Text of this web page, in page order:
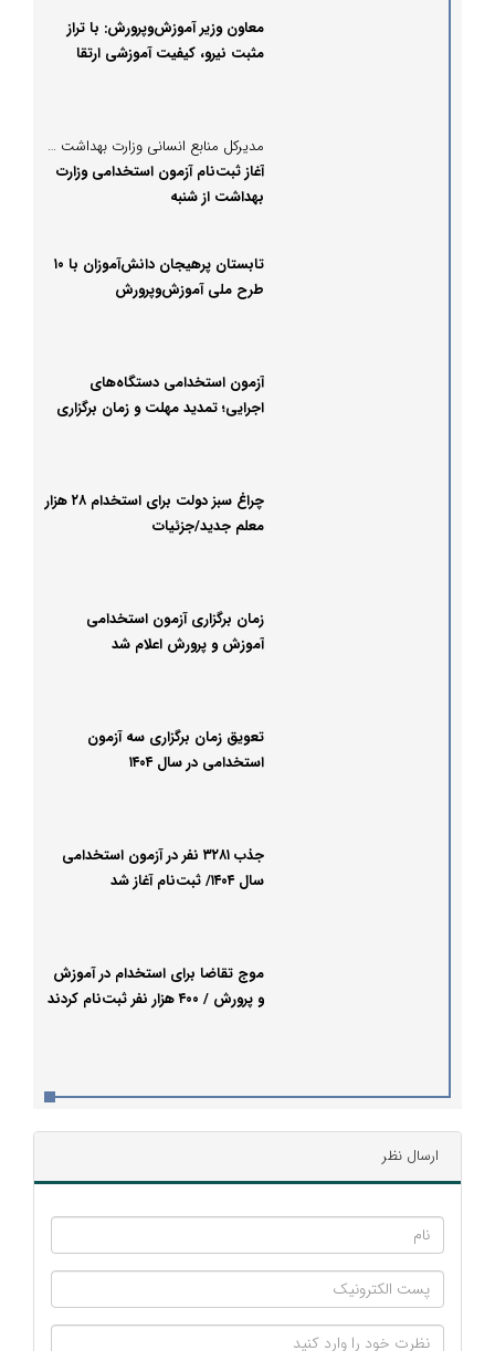
معاون وزیر آموزش‌وپرورش: با تراز
مثبت نیرو، کیفیت آموزشی ارتقا
مدیرکل منابع انسانی وزارت بهداشت خبر داد:
آغاز ثبت‌نام آزمون استخدامی وزارت
بهداشت از شنبه
تابستان پرهیجان دانش‌آموزان با ۱۰
طرح ملی آموزش‌وپرورش
آزمون استخدامی دستگاه‌های
اجرایی؛ تمدید مهلت و زمان برگزاری
چراغ سبز دولت برای استخدام ۲۸ هزار
معلم جدید/جزئیات
زمان برگزاری آزمون استخدامی
آموزش و پرورش اعلام شد
تعویق زمان برگزاری سه آزمون
استخدامی در سال ۱۴۰۴
جذب ۳۲۸۱ نفر در آزمون استخدامی
سال ۱۴۰۴/ ثبت‌نام آغاز شد
موج تقاضا برای استخدام در آموزش
و پرورش / ۴۰۰ هزار نفر ثبت‌نام کردند
ارسال نظر